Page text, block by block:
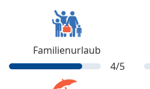
Familienurlaub
4/5